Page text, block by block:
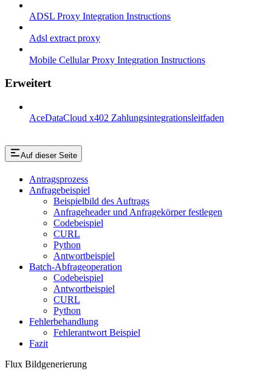
ADSL Proxy Integration Instructions
Adsl extract proxy
Mobile Cellular Proxy Integration Instructions
Erweitert
AceDataCloud x402 Zahlungsintegrationsleitfaden
Auf dieser Seite
Antragsprozess
Anfragebeispiel
Beispielbild des Auftrags
Anfrageheader und Anfragekörper festlegen
Codebeispiel
CURL
Python
Antwortbeispiel
Batch-Abfrageoperation
Codebeispiel
Antwortbeispiel
CURL
Python
Fehlerbehandlung
Fehlerantwort Beispiel
Fazit
Flux Bildgenerierung